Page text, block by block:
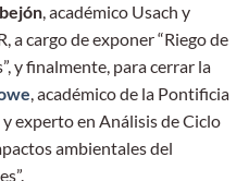
, académico Usach y
cargo de exponer “Riego de
y finalmente, para cerrar la
, académico de la Pontificia
experto en Análisis de Ciclo
ambientales del